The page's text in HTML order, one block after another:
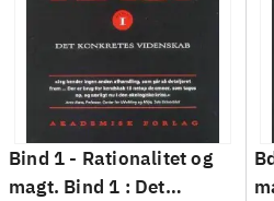
Bind 1 - Rationalitet og
magt. Bind 1 : Det